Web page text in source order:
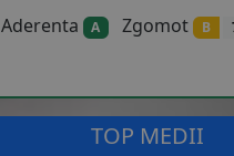
Aderenta A Zgomot B
TOP MEDII